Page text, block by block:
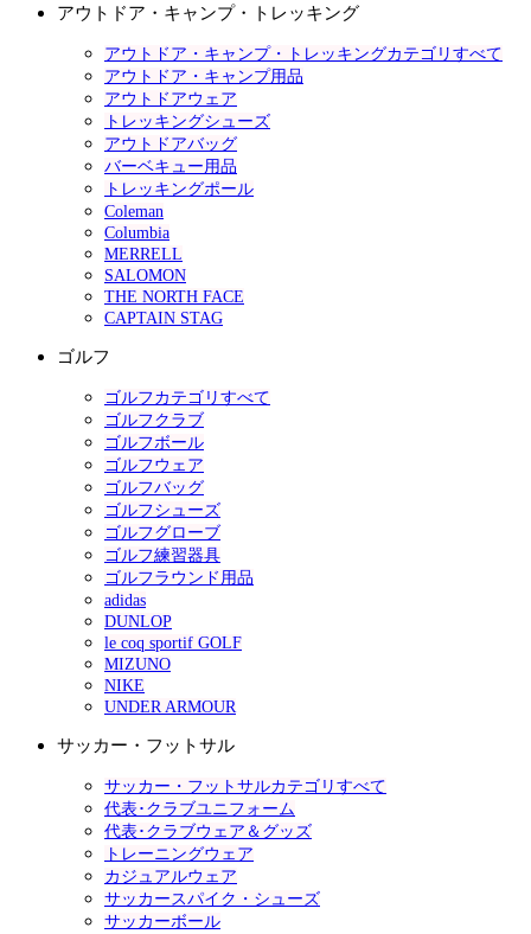
アウトドア・キャンプ・トレッキング
アウトドア・キャンプ・トレッキングカテゴリすべて
アウトドア・キャンプ用品
アウトドアウェア
トレッキングシューズ
アウトドアバッグ
バーベキュー用品
トレッキングポール
Coleman
Columbia
MERRELL
SALOMON
THE NORTH FACE
CAPTAIN STAG
ゴルフ
ゴルフカテゴリすべて
ゴルフクラブ
ゴルフボール
ゴルフウェア
ゴルフバッグ
ゴルフシューズ
ゴルフグローブ
ゴルフ練習器具
ゴルフラウンド用品
adidas
DUNLOP
le coq sportif GOLF
MIZUNO
NIKE
UNDER ARMOUR
サッカー・フットサル
サッカー・フットサルカテゴリすべて
代表･クラブユニフォーム
代表･クラブウェア＆グッズ
トレーニングウェア
カジュアルウェア
サッカースパイク・シューズ
サッカーボール